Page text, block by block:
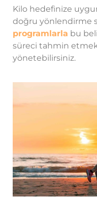
Kilo hedefinize
doğru yönlendirme
programlarla bu
süreci tahmin
yönetebilirsiniz.